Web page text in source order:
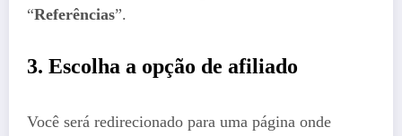
“Referências”.
3. Escolha a opção de afiliado
Você será redirecionado para uma página onde